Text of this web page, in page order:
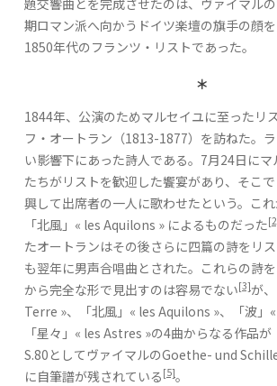
期ロマン派へ向かうドイツ楽壇の旗手の顔を
1850年代のフランツ・リストであった。
＊
1844年、公演のためマルセイユに至ったリ
フ・オートラン（1813-1877）を訪ねた。
い影響下にあった詩人である。7月24日に
たちがリストを歓迎した饗宴があり、そこ
興して出席者の一人に歌わせたという。こ
「北風」« les Aquilons » によるものだった
たオートランはその後さらに四篇の詩をリ
も翌年に男声合唱曲とされた。これらの詩
から完全な形で見出すのは容易でない[3]が
Terre »、「北風」« les Aquilons »、「波」«
「星々」« les Astres »の4曲からなる作品が
S.80としてヴァイマルのGoethe- und
に自筆譜が残されている [5]。